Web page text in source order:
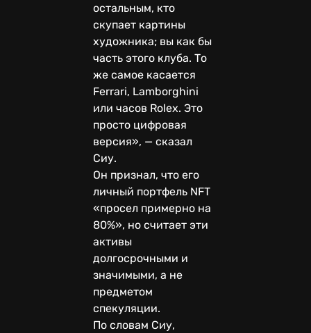
остальным, кто
скупает картины
художника; вы как бы
часть этого клуба. То
же самое касается
Ferrari, Lamborghini
или часов Rolex. Это
просто цифровая
версия», — сказал
Сиу.
Он признал, что его
личный портфель NFT
«просел примерно на
80%», но считает эти
активы
долгосрочными и
значимыми, а не
предметом
спекуляции.
По словам Сиу,